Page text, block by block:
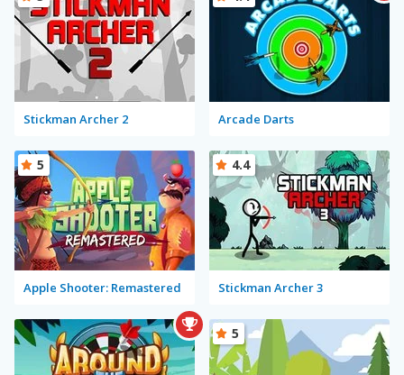
Stickman Archer 2 Arcade Darts
Apple Shooter: Remastered
5
Stickman Archer 3
4.4
5